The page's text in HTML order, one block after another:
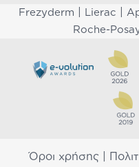
Frezyderm Lierac
Roche-
Όροι χρήσης